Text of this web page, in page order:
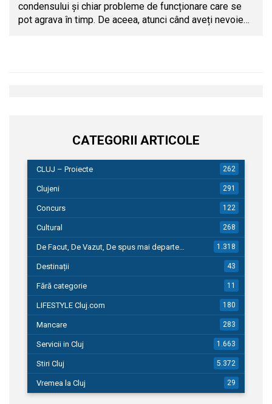
condensului și chiar probleme de funcționare care se
pot agrava în timp. De aceea, atunci când aveți nevoie…
CATEGORII ARTICOLE
CLUJ – Proiecte 262
Clujeni 291
Concurs 122
Cultural 268
De Facut, De Vazut, De spus mai departe… 1.318
Destinații 43
Fără categorie 11
LIFESTYLE Cluj.com 180
Mancare 283
Servicii in Cluj 1.663
Stiri Cluj 5.372
Vremea la Cluj 29